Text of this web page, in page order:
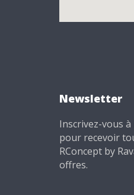
Newsletter
Inscrivez-vous
pour recevoir
RConcept by
offres.